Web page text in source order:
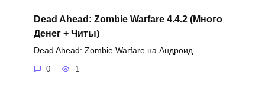
Dead Ahead: Zombie Warfare 4.4.2 (Много
Денег + Читы)
Dead Ahead: Zombie Warfare на Андроид —
0 1